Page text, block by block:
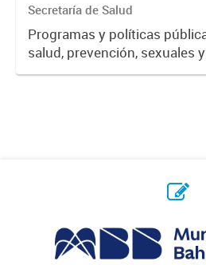
Secretaría de Salud
Programas y políticas
salud, prevención, sexuales y
reproductivas.